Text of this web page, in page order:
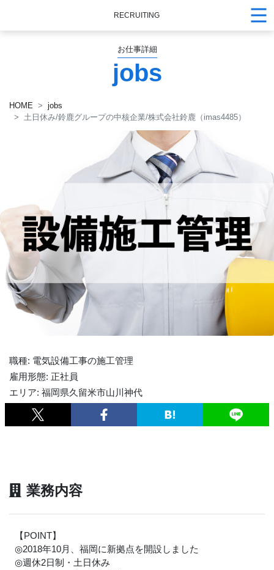
RECRUITING
お仕事詳細
jobs
HOME
jobs
土日休み/鈴鹿グループの中核企業/株式会社鈴鹿（imas4485）
職種: 電気設備工事の施工管理
雇用形態: 正社員
エリア: 福岡県久留米市山川神代
業務内容
【POINT】
◎2018年10月、福岡に新拠点を開設しました
◎週休2日制・土日休み